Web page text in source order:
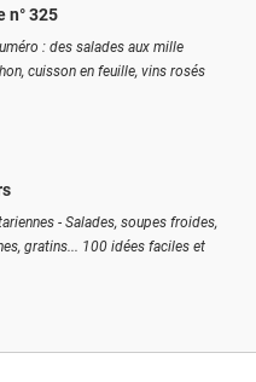
n° 325
: des salades aux mille
cuisson en feuille, vins rosés
- Salades, soupes froides,
gratins... 100 idées faciles et